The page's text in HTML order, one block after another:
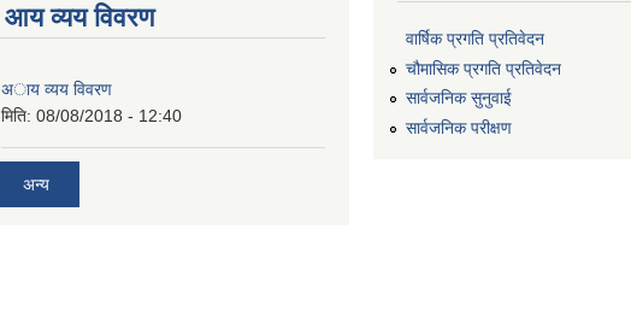
आय व्यय विवरण
अाय व्यय विवरण
मिति: 08/08/2018 - 12:40
अन्य
वार्षिक प्रगति प्रतिवेदन
चौमासिक प्रगति प्रतिवेदन
सार्वजनिक सुनुवाई
सार्वजनिक परीक्षण